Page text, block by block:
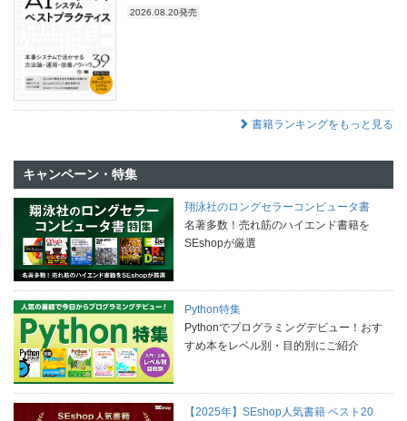
2026.08.20発売
書籍ランキングをもっと見る
キャンペーン・特集
翔泳社のロングセラーコンピュータ書
名著多数！売れ筋のハイエンド書籍を
SEshopが厳選
Python特集
Pythonでプログラミングデビュー！おす
すめ本をレベル別・目的別にご紹介
【2025年】SEshop人気書籍 ベスト20